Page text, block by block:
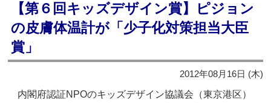
【第６回キッズデザイン賞】ピジョン
の皮膚体温計が「少子化対策担当大臣
賞」
2012年08月16日 (木)
内閣府認証NPOのキッズデザイン協議会（東京港区）